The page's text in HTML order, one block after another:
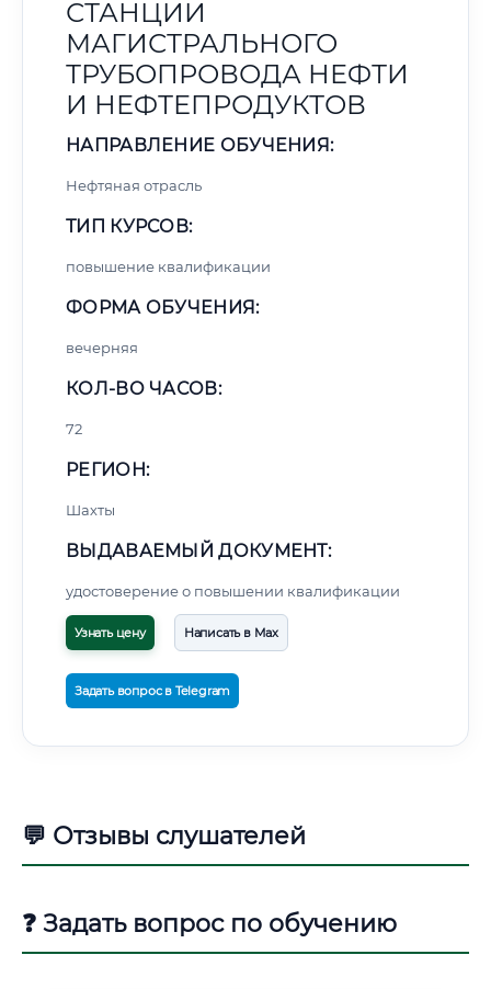
СТАНЦИИ
МАГИСТРАЛЬНОГО
ТРУБОПРОВОДА НЕФТИ
И НЕФТЕПРОДУКТОВ
НАПРАВЛЕНИЕ ОБУЧЕНИЯ:
Нефтяная отрасль
ТИП КУРСОВ:
повышение квалификации
ФОРМА ОБУЧЕНИЯ:
вечерняя
КОЛ-ВО ЧАСОВ:
72
РЕГИОН:
Шахты
ВЫДАВАЕМЫЙ ДОКУМЕНТ:
удостоверение о повышении квалификации
Узнать цену Написать в Max
Задать вопрос в Telegram
💬 Отзывы слушателей
❓ Задать вопрос по обучению